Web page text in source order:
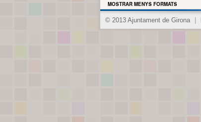
MOSTRAR MENYS FORMATS
© 2013 Ajuntament de Girona